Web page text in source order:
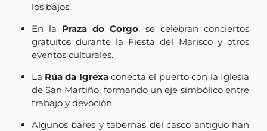
los bajos.
En la Praza do Corgo, se celebran conciertos
gratuitos durante la Fiesta del Marisco y otros
eventos culturales.
La Rúa da Igrexaconecta el puerto con la Iglesia
de San Martiño, formando un eje simbólico entre
trabajo y devoción.
Algunos bares y tabernas del casco antiguo han